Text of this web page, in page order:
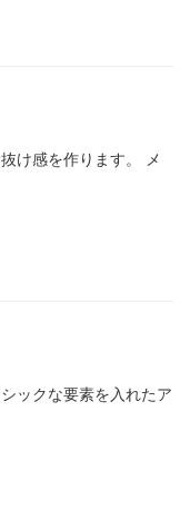
け感を作ります。 メ
ックな要素を入れたア